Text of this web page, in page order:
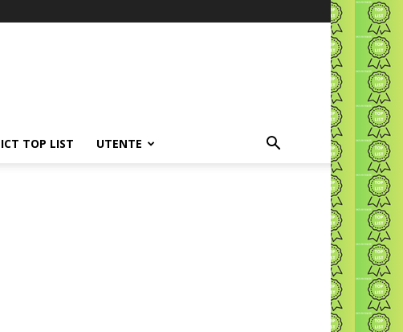
ICT TOP LIST UTENTE